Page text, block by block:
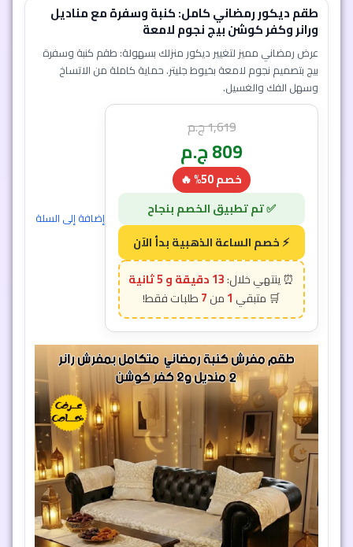
طقم ديكور رمضاني كامل: كنبة وسفرة مع مناديل
ورانر وكفر كوشن بيج نجوم لامعة
عرض رمضاني مميز لتغيير ديكور منزلك بسهولة: طقم كنبة وسفرة
بيج بتصميم نجوم لامعة بخيوط جليتر. حماية كاملة من الاتساخ
وسهل الفك والغسيل.
1,619ج.م
809ج.م
خصم 50% 🔥
13 دقيقة و 3 ثانية
1
7
إضافة إلى السلة